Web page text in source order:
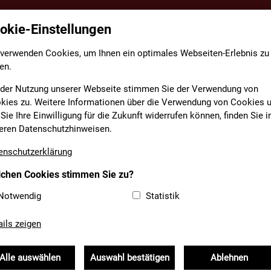
FACHBEREICHE
KOMPETENT
Öffentlichkeitsarbeit
für die Praxis | lagfa bayern e.V.
Einstellungen
Cookies, um Ihnen ein optimales Webseiten-Erlebnis zu
Nutzung unserer Webseite stimmen Sie der Verwendung von
zu. Weitere Informationen über die Verwendung von Cookies
Ihre Einwilligung für die Zukunft widerrufen können, finden Sie
Datenschutzhinweisen.
Cookies stimmen Sie zu?
Statistik
zeigen
Alle auswählen Auswahl bestätigen Ablehnen